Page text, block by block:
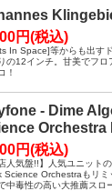
円(税込)
In Space]等からも出す
の12インチ。甘美でフロ
！
- Dime
Orchestra
円(税込)
店人気盤!!】人気ユニット
Science Orchestraもリミ
中毒性の高い大推薦スロ